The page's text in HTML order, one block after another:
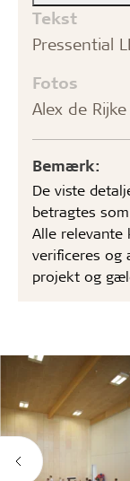
Tekst
Pressential
Fotos
Alex de
Bemærk:
De viste
betragtes
Alle relevante
verificeres og
projekt og